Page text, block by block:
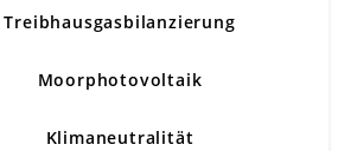
Treibhausgasbilanzierung
Moorphotovoltaik
Klimaneutralität